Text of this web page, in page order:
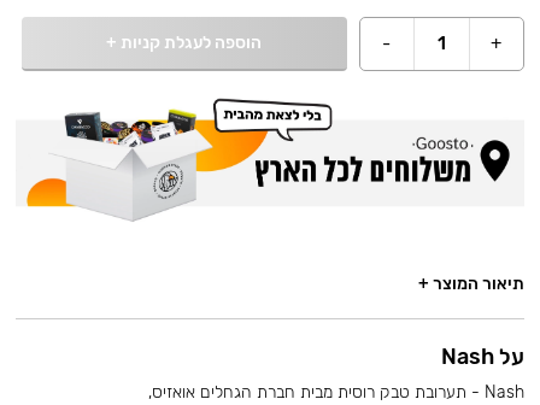
+
1
- הוספה לעגלת קניות +
תיאור המוצר +
על Nash
Nash - תערובת טבק רוסית מבית חברת הגחלים אואזיס,